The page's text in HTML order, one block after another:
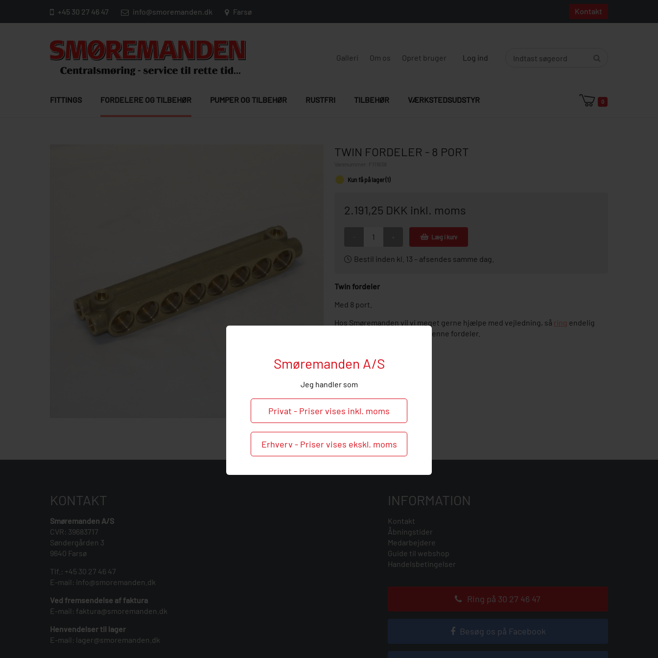
Smøremanden A/S
Jeg handler som
Privat - Priser vises inkl. moms
Erhverv - Priser vises ekskl. moms
+45 30 27 46 47 info@smoremanden.dk Farsø Kontakt
Galleri Om os Opret bruger Log ind
FITTINGS FORDELERE OG TILBEHØR PUMPER OG TILBEHØR RUSTFRI TILBEHØR VÆRKSTEDSUDSTYR 0
TWIN FORDELER - 8 PORT
F111638
Kun få på lager (1)
2.191,25 DKK inkl. moms
Læg i kurv
Bestil inden kl. 13 – afsendes samme dag.
Twin fordeler
Med 8 port.
Hos Smøremanden vil vi meget gerne hjælpe med vejledning, så ring endelig
ved behov og spørgsmål til denne fordeler.
KONTAKT
Smøremanden A/S
CVR: 39683717
Søndergården 3
9640 Farsø
Tlf.: +45 30 27 46 47
E-mail: info@smoremanden.dk
Ved fremsendelse af faktura
E-mail: faktura@smoremanden.dk
Henvendelser til lager
E-mail: lager@smoremanden.dk
INFORMATION
Kontakt
Åbningstider
Medarbejdere
Guide til webshop
Handelsbetingelser
Ring på 30 27 46 47
Besøg os på Facebook